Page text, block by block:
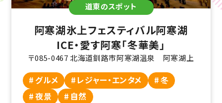
道東のスポット
阿寒湖氷上フェスティバル阿寒湖
ICE・愛す阿寒「冬華美」
〒085-0467 北海道釧路市阿寒湖温泉 阿寒湖上
グルメ レジャー・エンタメ
冬
夜景
自然